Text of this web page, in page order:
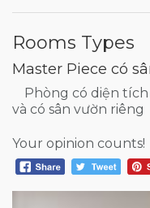
Rooms Types
Master Piece có
Phòng có diện
và có sân vườn riêng
Your opinion counts!